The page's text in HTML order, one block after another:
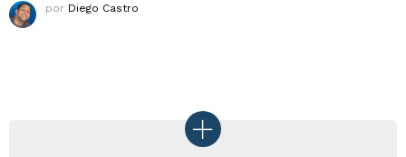
por Diego Castro